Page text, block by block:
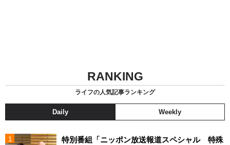
RANKING
ライフの人気記事ランキング
Daily Weekly
特別番組「ニッポン放送報道スペシャル 特殊